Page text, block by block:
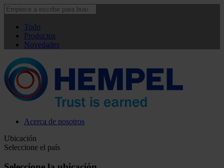
Todo
Productos
Novedades
Acerca de nosotros
Ubicación
Seleccione el país